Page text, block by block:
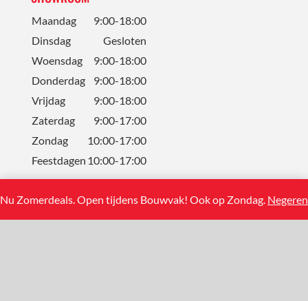
Nu Zomerdeals. Open tijdens Bouwvak! Ook op Zondag. Negeren
Maandag
9:00-18:00
Dinsdag
Gesloten
Woensdag
9:00-18:00
Donderdag
9:00-18:00
Vrijdag
9:00-18:00
Zaterdag
9:00-17:00
Zondag
10:00-17:00
Feestdagen 10:00-17:00
CONTACT